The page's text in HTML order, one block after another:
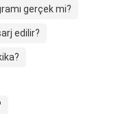
gerçek mi?
edilir?